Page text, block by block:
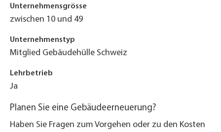
Unternehmensgrösse
zwischen 10 und 49
Unternehmenstyp
Mitglied Gebäudehülle Schweiz
Lehrbetrieb
Ja
Planen Sie eine Gebäudeerneuerung?
Haben Sie Fragen zum Vorgehen oder zu den Kosten